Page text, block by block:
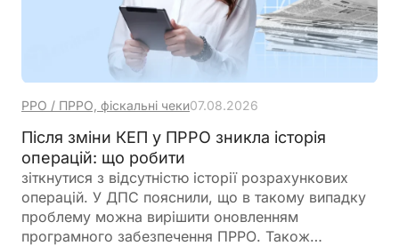
РРО / ПРРО, фіскальні чеки07.08.2026
Після зміни КЕП у ПРРО зникла історія
операцій: що робити
зіткнутися з відсутністю історії розрахункових
операцій. У ДПС пояснили, що в такому випадку
проблему можна вирішити оновленням
програмного забезпечення ПРРО. Також